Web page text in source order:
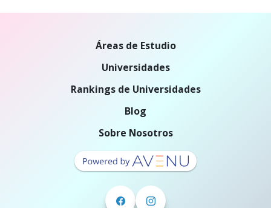
Áreas de Estudio
Universidades
Rankings de Universidades
Blog
Sobre Nosotros